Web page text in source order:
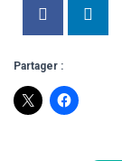
Partager :